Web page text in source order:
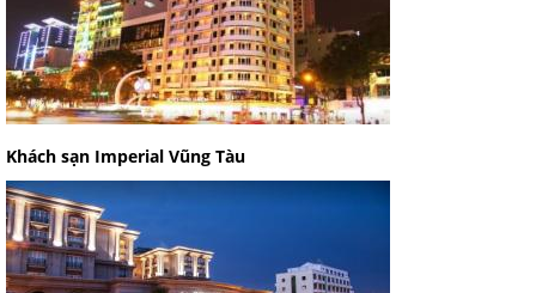
Khách sạn Imperial Vũng Tàu